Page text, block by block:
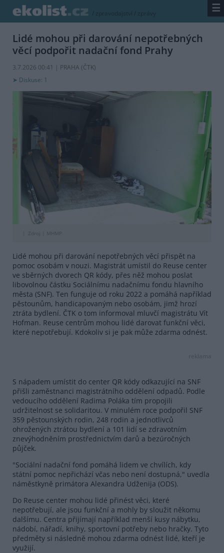
/ zpravodajství / zprávy ☰
Lidé mohou při darování nepotřebných
věcí podpořit nadační fond Prahy
3.7.2026 00:41 | PRAHA (ČTK)
Diskuse: 1
Zdroj | MHMP
Lidé mohou při darování nepotřebných věcí přispět na
pomoc osobám v nouzi. Magistrát umístil do Reuse center
ve sběrných dvorech QR kódy, přes něž mohou poslat
libovolnou částku Sociálnímu nadačnímu fondu hlavního
města (SNF). Ten funguje od roku 2022 a pomáhá například
pěstounům, handicapovaným nebo osobám, jimž hrozí
ztráta bydlení. ČTK o tom informoval mluvčí magistrátu Vít
Hofman. Reuse centrům mohou lidé darovat funkční věci,
které nepotřebují. Kdokoliv si je pak může zdarma odnést.
reklama
S nápadem umístit do center QR kódy odkazující na SNF
přišli zaměstnanci magistrátního oddělení odpadů. Podle
vedoucího oddělení Radima Poláka tím propojili
udržitelnost se solidaritou. V minulém roce podpořil SNF
359 pěstounských rodin, 248 rodin a jednotlivců
ohrožených ztrátou bydlení a 101 lidí se zdravotním
znevýhodněním prostřednictvím darů a bezúročných
půjček.
"Sociální nadační fond pomáhá lidem ve chvílích, kdy
státní pomoc nepřichází včas nebo není dostupná," uvedla
náměstkyně primátora Alexandra Udženija (ODS).
Do Reuse center mohou lidé přinést věci, které
nepotřebují, ale jsou funkční a mohly by sloužit někomu
dalšímu. Centra přijímají například menší kusy nábytku,
nádobí, nářadí, knihy, sportovní potřeby nebo hračky. Tyto
předměty si následně mohou zdarma odnést lidé, kteří je
využijí.